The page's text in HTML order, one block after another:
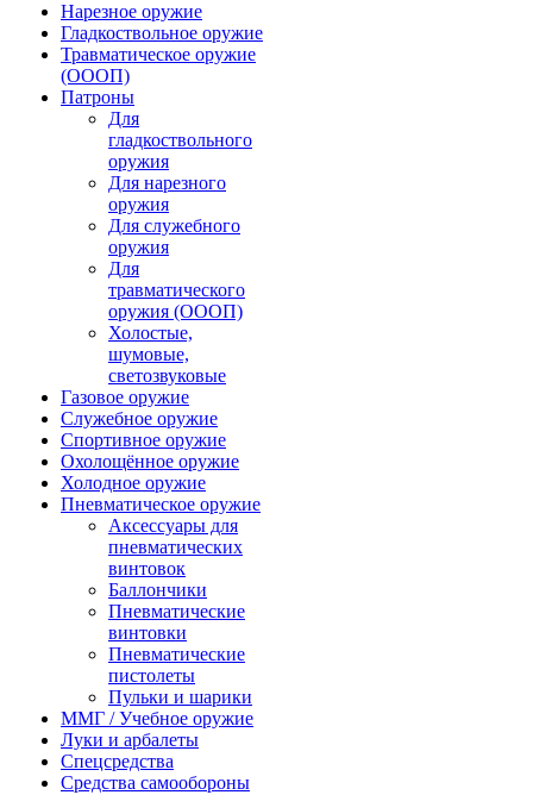
Нарезное оружие
Гладкоствольное оружие
Травматическое оружие
(ОООП)
Патроны
Для
гладкоствольного
оружия
Для нарезного
оружия
Для служебного
оружия
Для
травматического
оружия (ОООП)
Холостые,
шумовые,
светозвуковые
Газовое оружие
Служебное оружие
Спортивное оружие
Охолощённое оружие
Холодное оружие
Пневматическое оружие
Аксессуары для
пневматических
винтовок
Баллончики
Пневматические
винтовки
Пневматические
пистолеты
Пульки и шарики
ММГ / Учебное оружие
Луки и арбалеты
Спецсредства
Средства самообороны